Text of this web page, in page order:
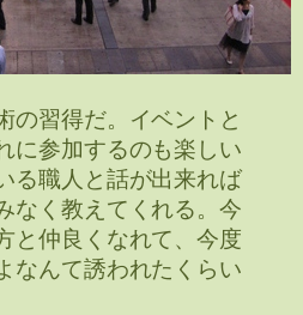
の習得だ。イベントと
に参加するのも楽しい
る職人と話が出来れば
なく教えてくれる。今
と仲良くなれて、今度
なんて誘われたくらい